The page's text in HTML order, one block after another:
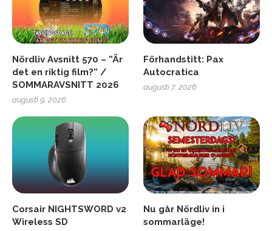
Nördliv Avsnitt 570 – ”Är
det en riktig film?” /
SOMMARAVSNITT 2026
augusti 9, 2026
Förhandstitt: Pax
Autocratica
augusti 7, 2026
Corsair NIGHTSWORD v2
Wireless SD
Nu går Nördliv in i
sommarläge!